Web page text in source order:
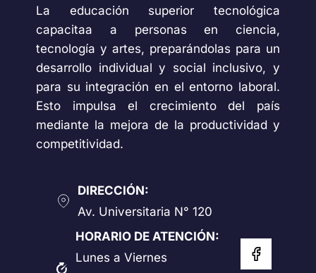
La educación superior tecnológica
capacitaa a personas en ciencia,
tecnología y artes, preparándolas para un
desarrollo individual y social inclusivo, y
para su integración en el entorno laboral.
Esto impulsa el crecimiento del país
mediante la mejora de la productividad y
competitividad.
DIRECCIÓN:
Av. Universitaria N° 120
HORARIO DE ATENCIÓN:
Lunes a Viernes